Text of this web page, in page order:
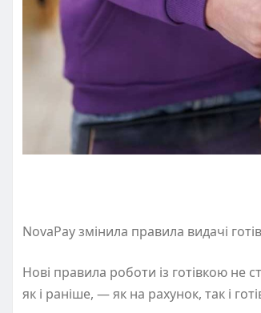
NovaPay змінила правила видачі
Нові правила роботи із готівкою не
як і раніше, — як на рахунок, так і